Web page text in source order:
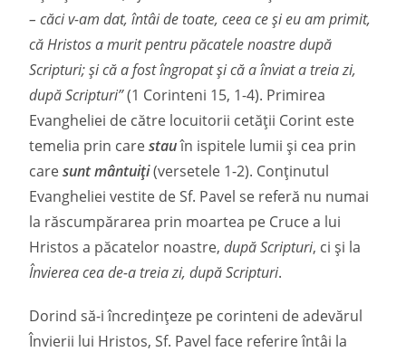
– căci v-am dat, întâi de toate, ceea ce şi eu am primit,
că Hristos a murit pentru păcatele noastre după
Scripturi; şi că a fost îngropat şi că a înviat a treia zi,
după Scripturi”(1 Corinteni 15, 1-4). Primirea
Evangheliei de către locuitorii cetății Corint este
temelia prin carestauîn ispitele lumii și cea prin
caresunt mântuiți(versetele 1-2). Conținutul
Evangheliei vestite de Sf. Pavel se referă nu numai
la răscumpărarea prin moartea pe Cruce a lui
Hristos a păcatelor noastre,după Scripturi, ci și la
Învierea cea de-a treia zi, după Scripturi.
Dorind să-i încredințeze pe corinteni de adevărul
Învierii lui Hristos, Sf. Pavel face referire întâi la